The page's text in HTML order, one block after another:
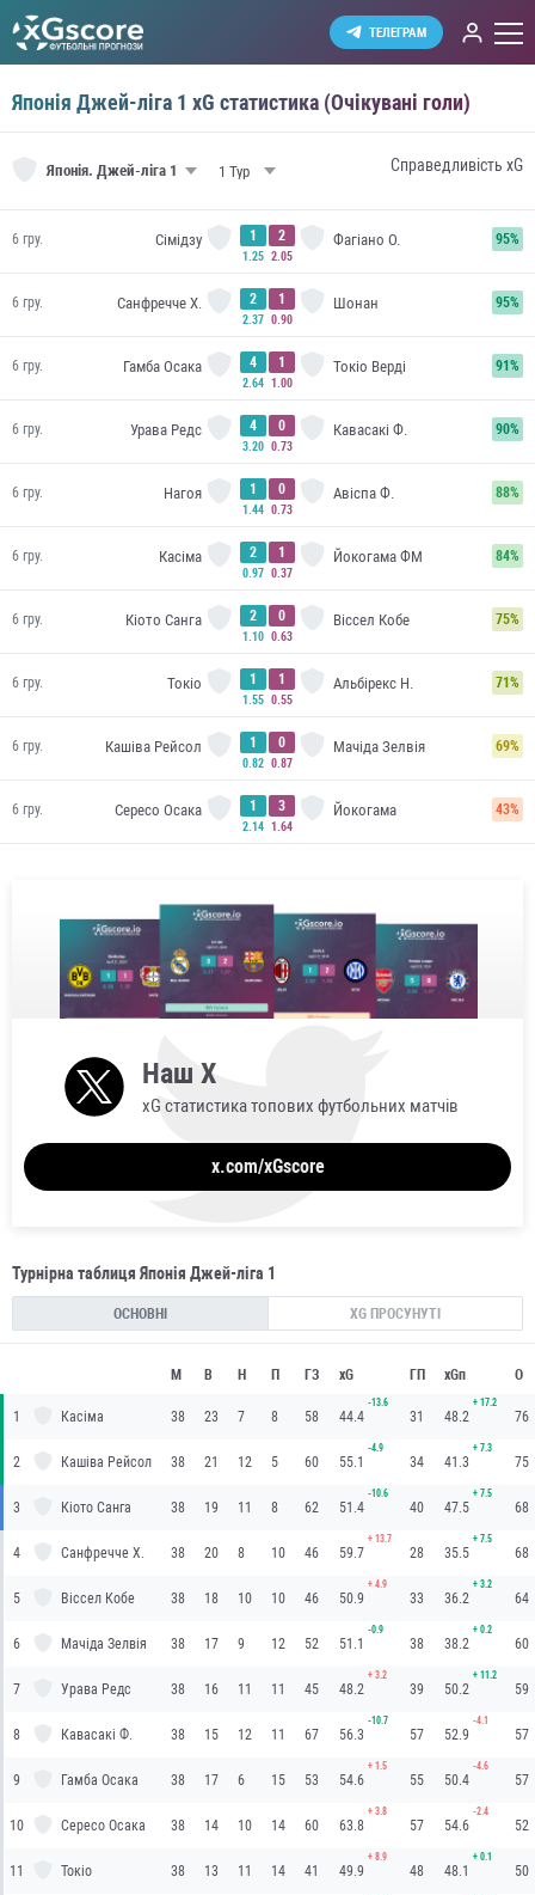
ТЕЛЕГРАМ
Японія Джей-ліга 1 xG статистика (Очікувані голи)
Японія. Джей-ліга 1 Справедливість xG
6 гру. Сімідзу 1
1.25
2
2.05
Фагіано О. 95%
6 гру. Санфречче Х. 2
2.37
1
0.90
Шонан 95%
6 гру. Гамба Осака 4
2.64
1
1.00
Токіо Верді 91%
6 гру. Урава Редс 4
3.20
0
0.73
Кавасакі Ф. 90%
6 гру. Нагоя 1
1.44
0
0.73
Авіспа Ф. 88%
6 гру. Касіма 2
0.97
1
0.37
Йокогама ФМ 84%
6 гру. Кіото Санга 2
1.10
0
0.63
Віссел Кобе 75%
6 гру. Токіо 1
1.55
1
0.55
Альбірекс Н. 71%
6 гру. Кашіва Рейсол 1
0.82
0
0.87
Мачіда Зелвія 69%
6 гру. Сересо Осака 1
2.14
3
1.64
Йокогама 43%
Наш X
xG статистика топових футбольних матчів
x.com/xGscore
Турнірна таблиця Японія Джей-ліга 1
ОСНОВНІ XG ПРОСУНУТІ
М В Н П ГЗ xG ГП xGп О
1 Касіма 38 23 7 8 58 44.4
-13.6
31 48.2
+ 17.2
76
2 Кашіва Рейсол 38 21 12 5 60 55.1
-4.9
34 41.3
+ 7.3
75
3 Кіото Санга 38 19 11 8 62 51.4
-10.6
40 47.5
+ 7.5
68
4 Санфречче Х. 38 20 8 10 46 59.7
+ 13.7
28 35.5
+ 7.5
68
5 Віссел Кобе 38 18 10 10 46 50.9
+ 4.9
33 36.2
+ 3.2
64
6 Мачіда Зелвія 38 17 9 12 52 51.1
-0.9
38 38.2
+ 0.2
60
7 Урава Редс 38 16 11 11 45 48.2
+ 3.2
39 50.2
+ 11.2
59
8 Кавасакі Ф. 38 15 12 11 67 56.3
-10.7
57 52.9
-4.1
57
9 Гамба Осака 38 17 6 15 53 54.6
+ 1.5
55 50.4
-4.6
57
10 Сересо Осака 38 14 10 14 60 63.8
+ 3.8
57 54.6
-2.4
52
11 Токіо 38 13 11 14 41 49.9
+ 8.9
48 48.1
+ 0.1
50